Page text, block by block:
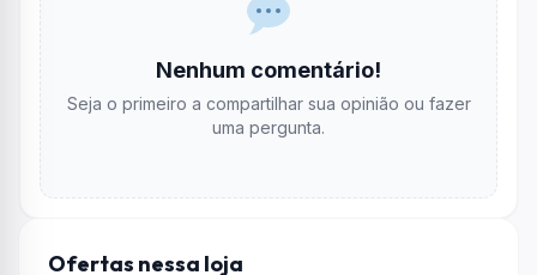
Nenhum comentário!
Seja o primeiro a compartilhar sua opinião ou fazer
uma pergunta.
Ofertas nessa loja